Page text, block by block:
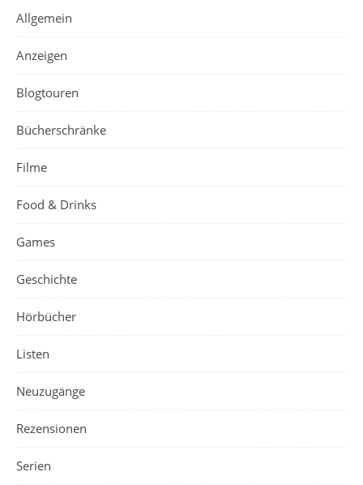
Allgemein
Anzeigen
Blogtouren
Bücherschränke
Filme
Food & Drinks
Games
Geschichte
Hörbücher
Listen
Neuzugänge
Rezensionen
Serien